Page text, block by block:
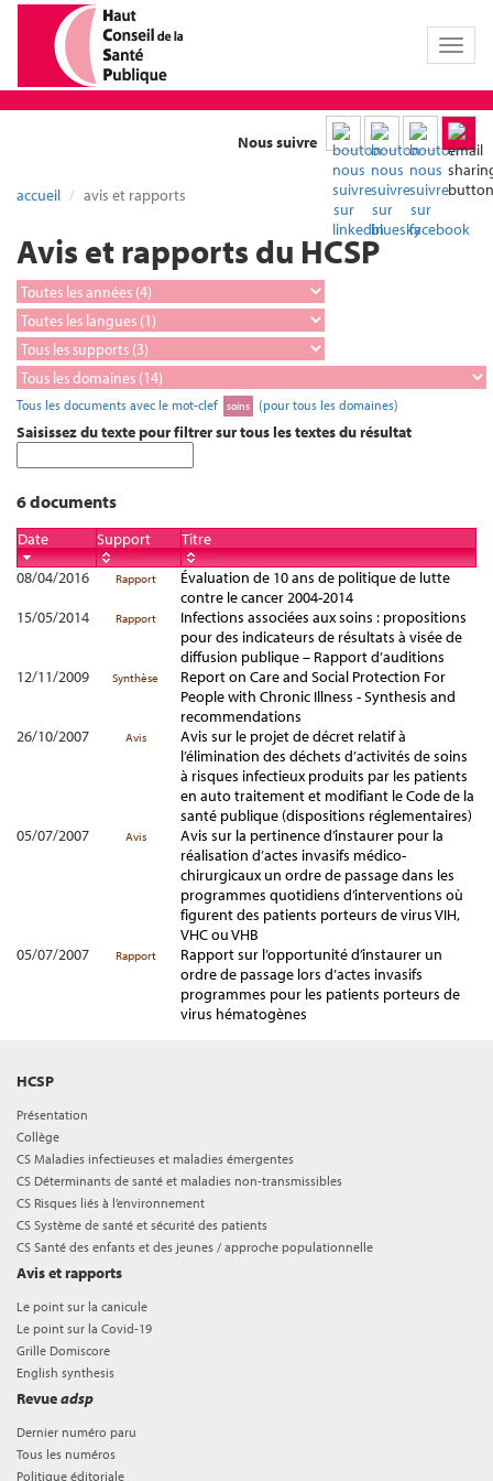
Toggle
Nous suivre
accueil avis et rapports
Avis et rapports du HCSP
Tous les documents avec le mot-clef soins (pour tous les domaines)
Saisissez du texte pour filtrer sur tous les textes du résultat
6 documents
Date Support
Titre
08/04/2016
Rapport
Évaluation de 10 ans de politique de lutte
contre le cancer 2004-2014
15/05/2014
Rapport
Infections associées aux soins : propositions
pour des indicateurs de résultats à visée de
diffusion publique – Rapport d’auditions
12/11/2009
Synthèse
Report on Care and Social Protection For
People with Chronic Illness - Synthesis and
recommendations
26/10/2007
Avis
Avis sur le projet de décret relatif à
l’élimination des déchets d’activités de soins
à risques infectieux produits par les patients
en auto traitement et modifiant le Code de la
santé publique (dispositions réglementaires)
05/07/2007
Avis
Avis sur la pertinence d’instaurer pour la
réalisation d’actes invasifs médico-
chirurgicaux un ordre de passage dans les
programmes quotidiens d’interventions où
figurent des patients porteurs de virus VIH,
VHC ou VHB
05/07/2007
Rapport
Rapport sur l’opportunité d’instaurer un
ordre de passage lors d’actes invasifs
programmes pour les patients porteurs de
virus hématogènes
HCSP
Présentation
Collège
CS Maladies infectieuses et maladies émergentes
CS Déterminants de santé et maladies non-transmissibles
CS Risques liés à l’environnement
CS Système de santé et sécurité des patients
CS Santé des enfants et des jeunes / approche populationnelle
Avis et rapports
Le point sur la canicule
Le point sur la Covid-19
Grille Domiscore
English synthesis
Revueadsp
Dernier numéro paru
Tous les numéros
Politique éditoriale